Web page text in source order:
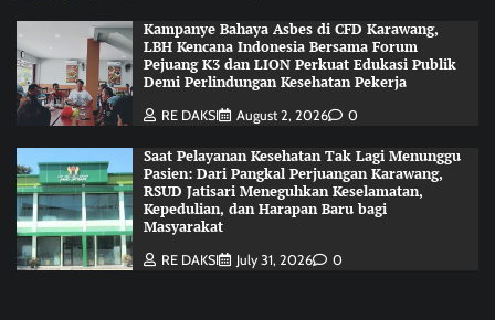
Kampanye Bahaya Asbes di CFD Karawang,
LBH Kencana Indonesia Bersama Forum
Pejuang K3 dan LION Perkuat Edukasi Publik
Demi Perlindungan Kesehatan Pekerja
RE DAKSI August 2, 2026 0
Saat Pelayanan Kesehatan Tak Lagi Menunggu
Pasien: Dari Pangkal Perjuangan Karawang,
RSUD Jatisari Meneguhkan Keselamatan,
Kepedulian, dan Harapan Baru bagi
Masyarakat
RE DAKSI July 31, 2026 0